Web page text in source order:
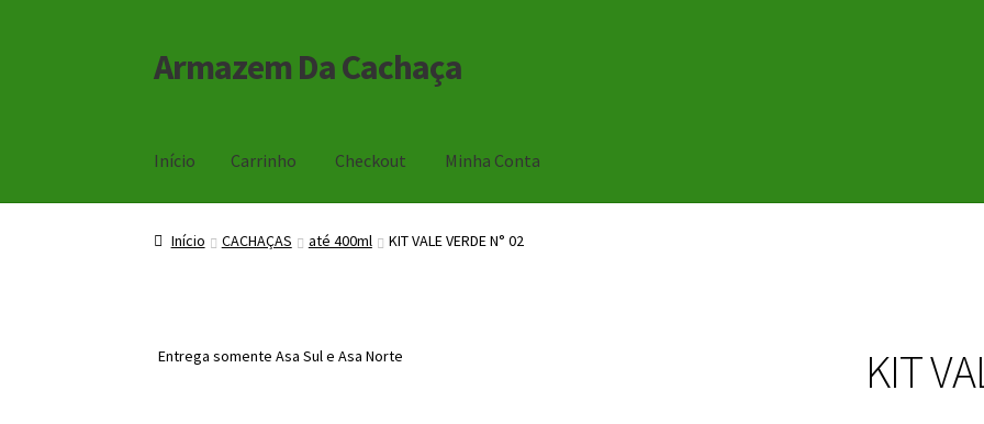
Pular
para
Pular
para
Armazem Da Cachaça
Início Carrinho Checkout Minha Conta
Início Carrinho Checkout Minha Conta
Início CACHAÇAS até 400ml KIT VALE VERDE N° 02
KIT
Entrega somente Asa Sul e Asa Norte